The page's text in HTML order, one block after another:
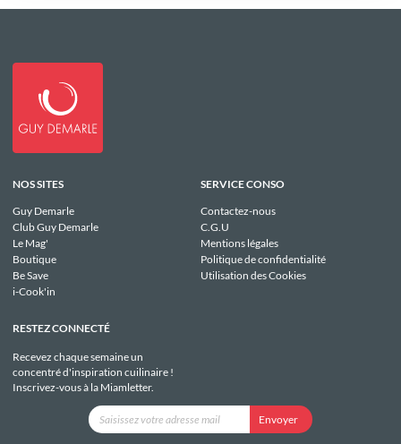
NOS SITES
Guy Demarle
Club Guy Demarle
Le Mag'
Boutique
Be Save
i-Cook'in
SERVICE CONSO
Contactez-nous
C.G.U
Mentions légales
Politique de confidentialité
Utilisation des Cookies
RESTEZ CONNECTÉ
Recevez chaque semaine un
concentré d'inspiration cuilinaire !
Inscrivez-vous à la Miamletter.